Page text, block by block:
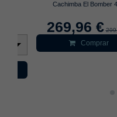
Cachimba El Bomber 4x4
269,96 € 299,95 €
Comprar